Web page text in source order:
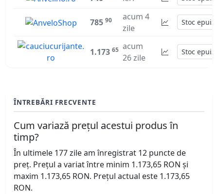
785 90
acum 4
zile
Stoc
1.173 65 acum
26 zile
Stoc
ÎNTREBĂRI FRECVENTE
Cum variază prețul acestui produs în
timp?
În ultimele 177 zile am înregistrat 12 puncte de
preț. Prețul a variat între minim 1.173,65 RON și
maxim 1.173,65 RON. Prețul actual este 1.173,65
RON.